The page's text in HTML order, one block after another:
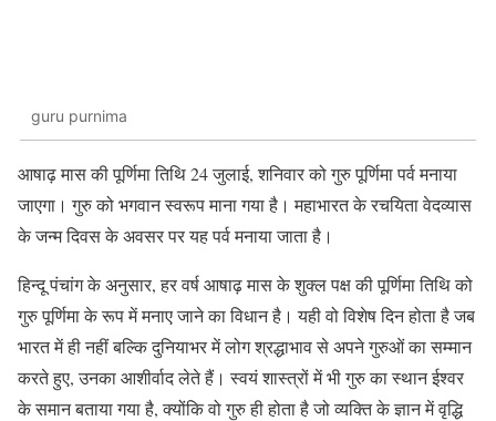
guru purnima
आषाढ़ मास की पूर्णिमा तिथि 24 जुलाई, शनिवार को गुरु पूर्णिमा पर्व मनाया
जाएगा। गुरु को भगवान स्वरूप माना गया है। महाभारत के रचयिता वेदव्यास
के जन्म दिवस के अवसर पर यह पर्व मनाया जाता है।
हिन्दू पंचांग के अनुसार, हर वर्ष आषाढ़ मास के शुक्ल पक्ष की पूर्णिमा तिथि को
गुरु पूर्णिमा के रूप में मनाए जाने का विधान है। यही वो विशेष दिन होता है जब
भारत में ही नहीं बल्कि दुनियाभर में लोग श्रद्धाभाव से अपने गुरुओं का सम्मान
करते हुए, उनका आशीर्वाद लेते हैं। स्वयं शास्त्रों में भी गुरु का स्थान ईश्वर
के समान बताया गया है, क्योंकि वो गुरु ही होता है जो व्यक्ति के ज्ञान में वृद्धि